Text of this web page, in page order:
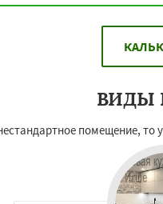
ВИДЫ
помещение, то